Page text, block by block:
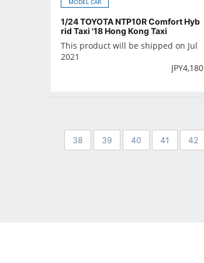
1/24 TOYOTA NTP10R Comfort Hyb
rid Taxi '18 Hong Kong Taxi
This product will be shipped on Jul
2021
JPY4,180
38 39 40 41 42